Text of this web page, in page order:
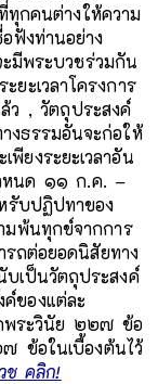
ทุกคนต่างให้ความ
ฟังท่านอย่าง
มีพระบวชร่วมกัน
ยะเวลาโครงการ
ล้ว , วัตถุประสงค์
งธรรมอันจะก่อให้
ยงระยะเวลาอัน
ำหนด ๑๑ ก.ค. –
บปฏิปทาของ
มพ้นทุกข์จากการ
รถต่อยอดนิสัยทาง
เป็นวัตถุประสงค์
ของแต่ละ
พระวินัย ๒๒๗ ข้อ
ข้อในเบื้องต้นไว้
ช คลิก!